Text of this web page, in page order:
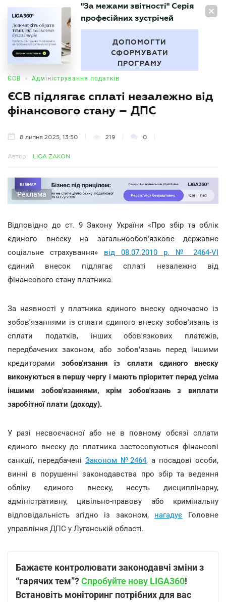
UA
БУХГАЛТЕР
"За межами звітності" Серія
професійних зустрічей
ДОПОМОГТИ
СФОРМУВАТИ
ПРОГРАМУ
ЄСВ • Адміністрування податків
ЄСВ підлягає сплаті незалежно від
фінансового стану – ДПС
8 липня 2025, 13:50 219 0
Автор: LIGA ZAKON
Реклама
Відповідно до ст. 9 Закону України «Про збір та облік
єдиного внеску на загальнообов'язкове державне
соціальне страхування» від 08.07.2010 р. № 2464-VI
єдиний внесок підлягає сплаті незалежно від
фінансового стану платника.
За наявності у платника єдиного внеску одночасно із
зобов'язаннями із сплати єдиного внеску зобов'язань із
сплати податків, інших обов'язкових платежів,
передбачених законом, або зобов'язань перед іншими
кредиторамизобов'язання із сплати єдиного внеску
виконуються в першу чергу і мають пріоритет перед усіма
іншими зобов'язаннями, крім зобов'язань з виплати
заробітної плати (доходу).
У разі несвоєчасної або не в повному обсязі сплати
єдиного внеску до платника застосовуються фінансові
санкції, передбаченіЗаконом №2464, а посадові особи,
винні в порушенні законодавства про збір та ведення
обліку єдиного внеску, несуть дисциплінарну,
адміністративну, цивільно-правову або кримінальну
відповідальність згідно із законом, нагадує Головне
управління ДПС у Луганській області.
Бажаєте контролювати законодавчі зміни з
“гарячих тем”?Спробуйте нову LIGA360!
Встановіть моніторинг потрібних для вас